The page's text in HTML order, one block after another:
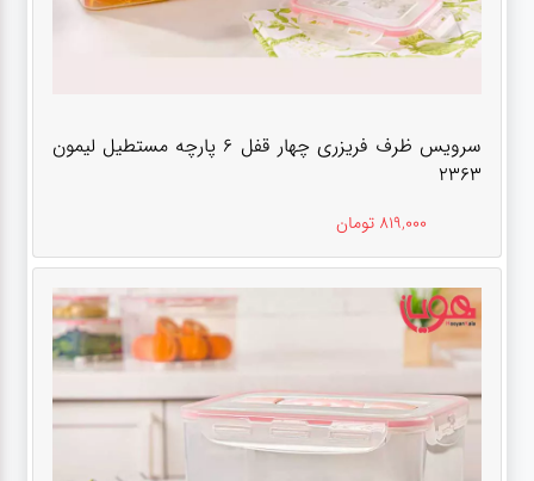
سرویس ظرف فریزری چهار قفل 6 پارچه مستطیل لیمون
2363
819,000 تومان